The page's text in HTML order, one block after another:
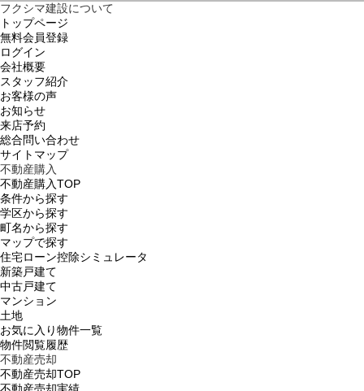
フクシマ建設について
トップページ
無料会員登録
ログイン
会社概要
スタッフ紹介
お客様の声
お知らせ
来店予約
総合問い合わせ
サイトマップ
不動産購入
不動産購入TOP
条件から探す
学区から探す
町名から探す
マップで探す
住宅ローン控除シミュレータ
新築戸建て
中古戸建て
マンション
土地
お気に入り物件一覧
物件閲覧履歴
不動産売却
不動産売却TOP
不動産売却実績